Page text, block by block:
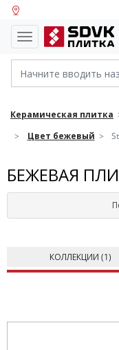
Керамическая плитка
Цвет бежевый
БЕЖЕВАЯ
КОЛЛЕКЦИИ (1)